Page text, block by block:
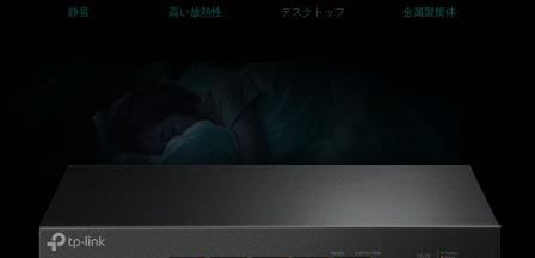
静音 高い放熱性 デスクトップ 金属製筐体